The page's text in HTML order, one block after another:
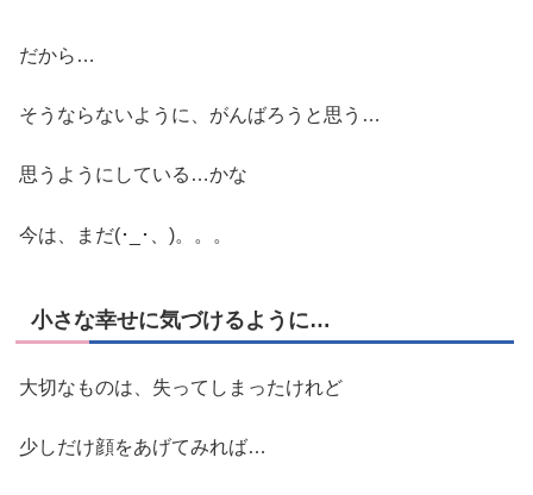
だから…
そうならないように、がんばろうと思う…
思うようにしている…かな
今は、まだ(･_･、)。。。
小さな幸せに気づけるように…
大切なものは、失ってしまったけれど
少しだけ顔をあげてみれば…